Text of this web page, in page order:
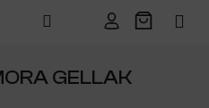
GELLAK